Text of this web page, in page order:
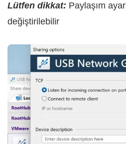
Lütfen dikkat: Paylaşım
değiştirilebilir